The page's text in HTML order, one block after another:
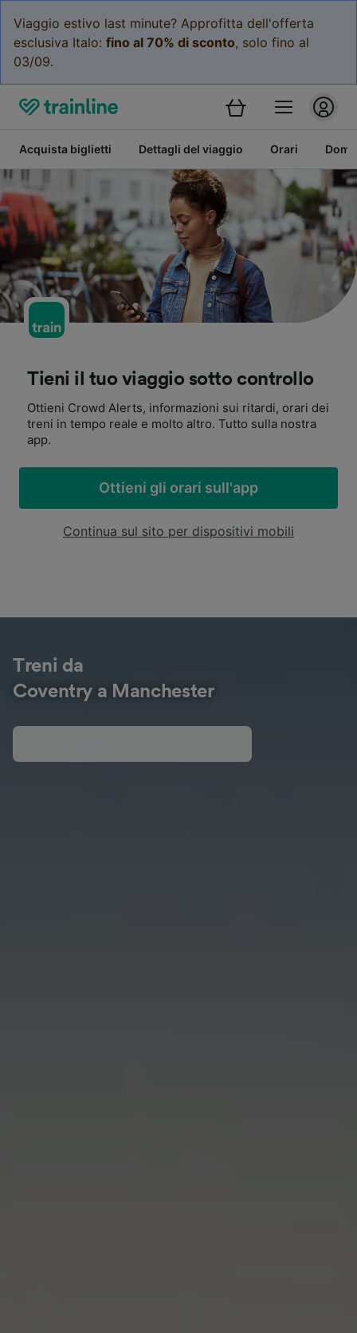
Viaggio estivo last minute? Approfitta dell'offerta
esclusiva Italo: fino al 70% di sconto, solo fino al
03/09.
Acquista biglietti Dettagli del viaggio Orari
Tieni il tuo viaggio sotto controllo
Ottieni Crowd Alerts, informazioni sui ritardi, orari dei
treni in tempo reale e molto altro. Tutto sulla nostra
app.
Ottieni gli orari sull'app
Continua sul sito per dispositivi mobili
Treni da
Coventry a Manchester